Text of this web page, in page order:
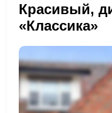
Красивый,
«Классика»